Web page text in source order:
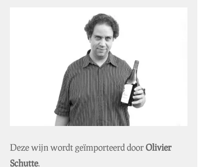
Deze wijn wordt geïmporteerd doorOlivier
Schutte.